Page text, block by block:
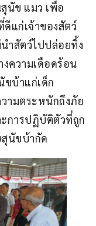
นัข แมว เพื่อ
แก่เจ้าของสัตว์
ำสัตว์ไปปล่อยทิ้ง
ความเดือดร้อน
ขบ้าแก่เด็ก
ามตระหนักถึงภัย
การปฏิบัติตัวที่ถูก
นัขบ้ากัด